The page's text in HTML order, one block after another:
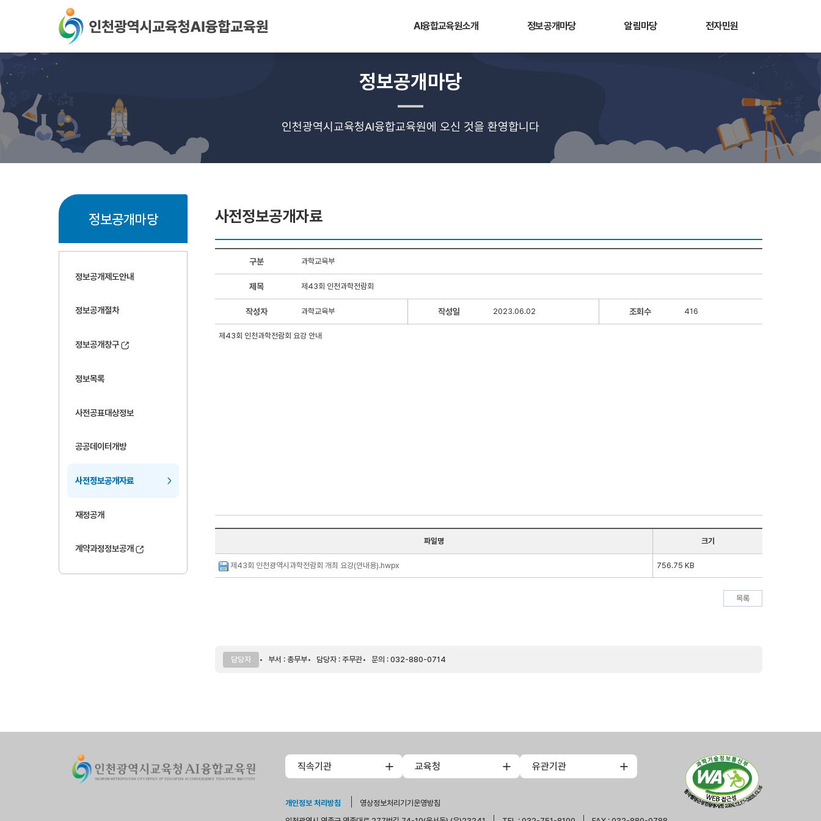
AI융합교육원소개 정보공개마당 알림마당 전자민원
정보공개마당
인천광역시교육청AI융합교육원에 오신 것을 환영합니다
정보공개마당
정보공개제도안내
정보공개절차
정보공개창구
정보목록
사전공표대상정보
공공데이터개방
사전정보공개자료
재정공개
계약과정정보공개
사전정보공개자료
구분 과학교육부
제목 제43회 인천과학전람회
작성자 과학교육부 작성일 2023.06.02 조회수 416
제43회 인천과학전람회 요강 안내
파일명 크기
제43회 인천광역시과학전람회 개최 요강(안내용).hwpx 756.75 KB
목록
담당자 부서 : 총무부 담당자 : 주무관 문의 : 032-880-0714
직속기관 교육청 유관기관
개인정보 처리방침
영상정보처리기기운영방침